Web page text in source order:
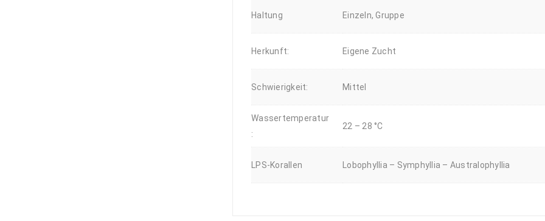
Haltung Einzeln, Gruppe
Herkunft: Eigene Zucht
Schwierigkeit: Mittel
Wassertemperatur
:
22 – 28 °C
LPS-Korallen Lobophyllia – Symphyllia – Australophyllia